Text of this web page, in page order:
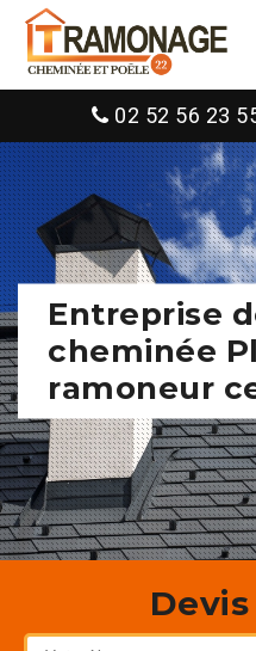
02 52 56 23
Entreprise
cheminée
ramoneur